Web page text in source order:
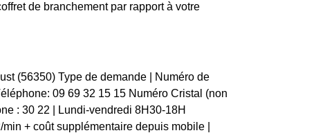
de branchement par rapport à votre
(56350) Type de demande | Numéro de
09 69 32 15 15 Numéro Cristal (non
: 30 22 | Lundi-vendredi 8H30-18H
+ coût supplémentaire depuis mobile |